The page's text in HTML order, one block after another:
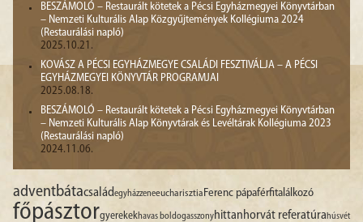
BESZÁMOLÓ – Restaurált kötetek a Pécsi Egyházmegyei Könyvtárban
– Nemzeti Kulturális Alap Közgyűjtemények Kollégiuma 2024
(Restaurálási napló)
2025.10.21.
KOVÁSZ A PÉCSI EGYHÁZMEGYE CSALÁDI FESZTIVÁLJA – A PÉCSI
EGYHÁZMEGYEI KÖNYVTÁR PROGRAMJAI
2025.08.18.
BESZÁMOLÓ – Restaurált kötetek a Pécsi Egyházmegyei Könyvtárban
– Nemzeti Kulturális Alap Könyvtárak és Levéltárak Kollégiuma 2023
(Restaurálási napló)
2024.11.06.
adventbátacsaládegyházzeneeucharisztiaFerenc pápaférfitalálkozó
főpásztorgyerekekhavas boldogasszonyhittanhorvát referatúrahúsvét